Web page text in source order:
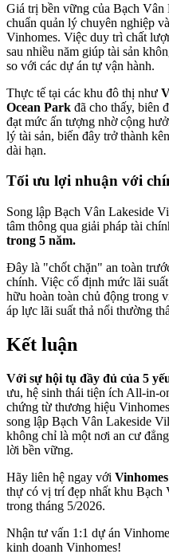
Giá trị bền vững của Bạch Vân
chuẩn quản lý chuyên nghiệp
Vinhomes. Việc duy trì chất
sau nhiều năm giúp tài sản
so với các dự án tự vận hành.
Thực tế tại các khu đô thị như
Ocean Park đã cho thấy, biên
đạt mức ấn tượng nhờ cộng
lý tài sản, biến đây trở thành
dài hạn.
Tối ưu lợi nhuận với
Song lập Bạch Vân Lakeside
tâm thông qua giải pháp tài
trong 5 năm.
Đây là "chốt chặn" an toàn
chính. Việc cố định mức lãi
hữu hoàn toàn chủ động trong
áp lực lãi suất thả nổi thường
Kết luận
Với sự hội tụ đầy đủ của 5
ưu, hệ sinh thái tiện ích All-in-
chứng từ thương hiệu
song lập Bạch Vân Lakeside
không chỉ là một nơi an cư
lời bền vững.
Hãy liên hệ ngay với
thự có vị trí đẹp nhất khu Bạch
trong tháng 5/2026.
Nhận tư vấn 1:1 dự án
kinh doanh Vinhomes!